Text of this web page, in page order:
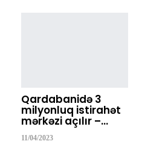
Qardabanidə 3
milyonluq istirahət
mərkəzi açılır –…
11/04/2023